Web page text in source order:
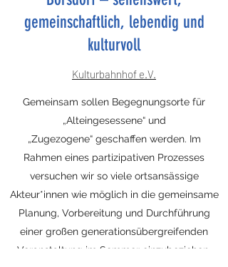
gemeinschaftlich, lebendig und
kulturvoll
Kulturbahnhof e.V.
Gemeinsam sollen Begegnungsorte für
„Alteingesessene“ und
„Zugezogene“ geschaffen werden. Im
Rahmen eines partizipativen Prozesses
versuchen wir so viele ortsansässige
Akteur*innen wie möglich in die gemeinsame
Planung, Vorbereitung und Durchführung
einer großen generationsübergreifenden
Veranstaltung im Sommer einzubeziehen.